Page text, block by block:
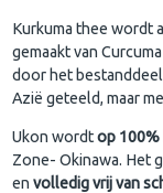
Kurkuma thee wordt
gemaakt van
door het
Azië geteeld, maar
Ukon wordtop
Zone- Okinawa. Het
envolledig vrij van